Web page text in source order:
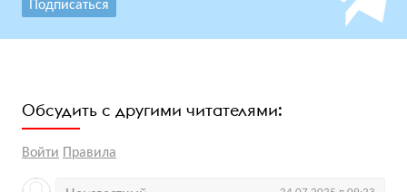
Подписаться
Обсудить с другими читателями:
Войти Правила